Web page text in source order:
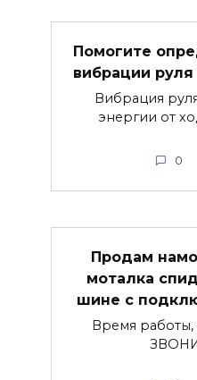
Помогите
вибрации
Вибрация
энергии от
0
Продам
моталка
шине с
Время